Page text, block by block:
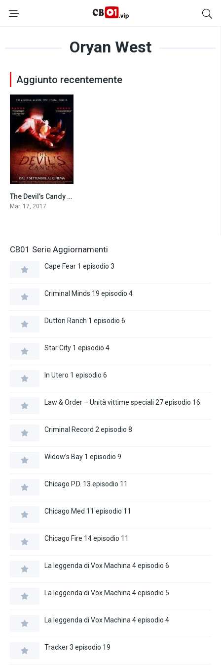
Oryan West
Aggiunto recentemente
6.4The Devil’s Candy (2017)
Mar. 17, 2017
CB01 Serie Aggiornamenti
Cape Fear 1 episodio 3
Criminal Minds 19 episodio 4
Dutton Ranch 1 episodio 6
Star City 1 episodio 4
In Utero 1 episodio 6
Law & Order – Unità vittime speciali 27 episodio 16
Criminal Record 2 episodio 8
Widow’s Bay 1 episodio 9
Chicago P.D. 13 episodio 11
Chicago Med 11 episodio 11
Chicago Fire 14 episodio 11
La leggenda di Vox Machina 4 episodio 6
La leggenda di Vox Machina 4 episodio 5
La leggenda di Vox Machina 4 episodio 4
Tracker 3 episodio 19